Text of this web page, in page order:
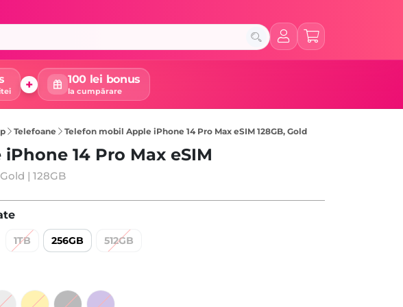
+ 100 lei bonus
la cumpărare
Telefoane Telefon mobil Apple iPhone 14 Pro Max eSIM 128GB, Gold
14 Pro Max eSIM
| 128GB
1TB 256GB 512GB